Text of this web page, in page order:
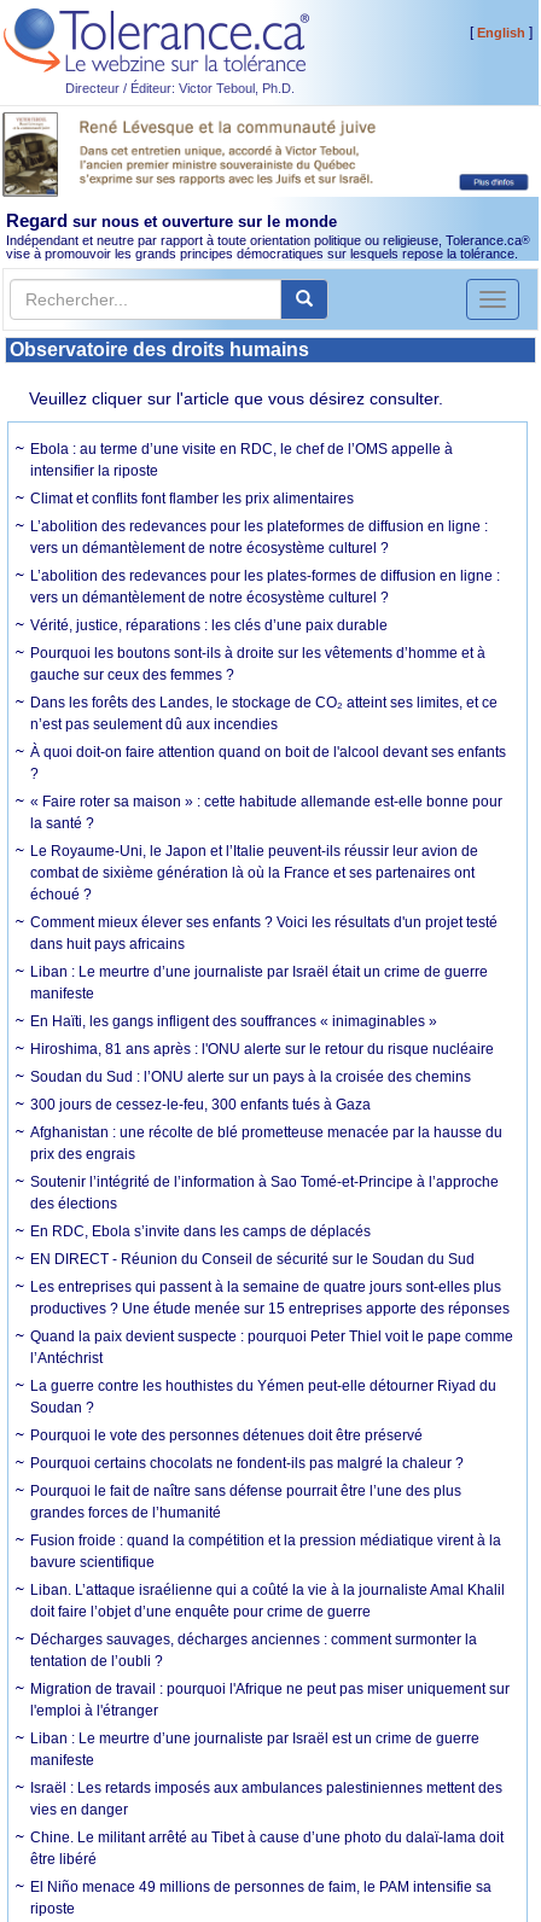
Directeur / Éditeur: Victor Teboul, Ph.D.
[English ]
Regard sur nous et ouverture sur le monde
Indépendant et neutre par rapport à toute orientation politique ou religieuse, Tolerance.ca®
vise à promouvoir les grands principes démocratiques sur lesquels repose la tolérance.
Toggle
Observatoire des droits humains
Veuillez cliquer sur l'article que vous désirez consulter.
Ebola : au terme d’une visite en RDC, le chef de l’OMS appelle à
intensifier la riposte
Climat et conflits font flamber les prix alimentaires
L’abolition des redevances pour les plateformes de diffusion en ligne :
vers un démantèlement de notre écosystème culturel ?
L’abolition des redevances pour les plates-formes de diffusion en ligne :
vers un démantèlement de notre écosystème culturel ?
Vérité, justice, réparations : les clés d’une paix durable
Pourquoi les boutons sont-ils à droite sur les vêtements d’homme et à
gauche sur ceux des femmes ?
Dans les forêts des Landes, le stockage de CO₂ atteint ses limites, et ce
n’est pas seulement dû aux incendies
À quoi doit-on faire attention quand on boit de l'alcool devant ses enfants
?
« Faire roter sa maison » : cette habitude allemande est-elle bonne pour
la santé ?
Le Royaume-Uni, le Japon et l’Italie peuvent-ils réussir leur avion de
combat de sixième génération là où la France et ses partenaires ont
échoué ?
Comment mieux élever ses enfants ? Voici les résultats d'un projet testé
dans huit pays africains
Liban : Le meurtre d’une journaliste par Israël était un crime de guerre
manifeste
En Haïti, les gangs infligent des souffrances « inimaginables »
Hiroshima, 81 ans après : l'ONU alerte sur le retour du risque nucléaire
Soudan du Sud : l’ONU alerte sur un pays à la croisée des chemins
300 jours de cessez-le-feu, 300 enfants tués à Gaza
Afghanistan : une récolte de blé prometteuse menacée par la hausse du
prix des engrais
Soutenir l’intégrité de l’information à Sao Tomé-et-Principe à l’approche
des élections
En RDC, Ebola s’invite dans les camps de déplacés
EN DIRECT - Réunion du Conseil de sécurité sur le Soudan du Sud
Les entreprises qui passent à la semaine de quatre jours sont-elles plus
productives ? Une étude menée sur 15 entreprises apporte des réponses
Quand la paix devient suspecte : pourquoi Peter Thiel voit le pape comme
l’Antéchrist
La guerre contre les houthistes du Yémen peut-elle détourner Riyad du
Soudan ?
Pourquoi le vote des personnes détenues doit être préservé
Pourquoi certains chocolats ne fondent-ils pas malgré la chaleur ?
Pourquoi le fait de naître sans défense pourrait être l’une des plus
grandes forces de l’humanité
Fusion froide : quand la compétition et la pression médiatique virent à la
bavure scientifique
Liban. L’attaque israélienne qui a coûté la vie à la journaliste Amal Khalil
doit faire l’objet d’une enquête pour crime de guerre
Décharges sauvages, décharges anciennes : comment surmonter la
tentation de l’oubli ?
Migration de travail : pourquoi l'Afrique ne peut pas miser uniquement sur
l'emploi à l'étranger
Liban : Le meurtre d’une journaliste par Israël est un crime de guerre
manifeste
Israël : Les retards imposés aux ambulances palestiniennes mettent des
vies en danger
Chine. Le militant arrêté au Tibet à cause d’une photo du dalaï-lama doit
être libéré
El Niño menace 49 millions de personnes de faim, le PAM intensifie sa
riposte